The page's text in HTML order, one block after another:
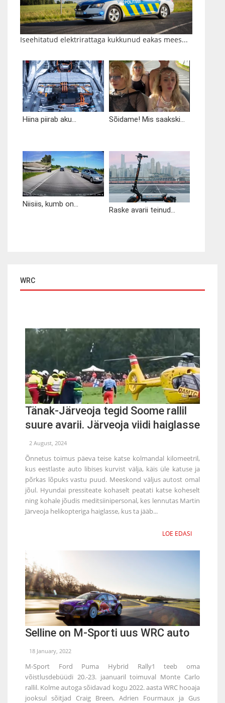
Iseehitatud elektrirattaga kukkunud eakas mees...
Hiina piirab aku... Sõidame! Mis saakski...
Niisiis, kumb on...
Raske avarii teinud...
WRC
Tänak-Järveoja tegid Soome rallil
suure avarii. Järveoja viidi haiglasse
2 August, 2024
Õnnetus toimus päeva teise katse kolmandal kilomeetril,
kus eestlaste auto libises kurvist välja, käis üle katuse ja
põrkas lõpuks vastu puud. Meeskond väljus autost omal
jõul. Hyundai pressiteate kohaselt peatati katse koheselt
ning kohale jõudis meditsiinipersonal, kes lennutas Martin
Järveoja helikopteriga haiglasse, kus ta jääb...
LOE EDASI
Selline on M-Sporti uus WRC auto
18 January, 2022
M-Sport Ford Puma Hybrid Rally1 teeb oma
võistlusdebüüdi 20.-23. jaanuaril toimuval Monte Carlo
rallil. Kolme autoga sõidavad kogu 2022. aasta WRC hooaja
jooksul sõitjad Craig Breen, Adrien Fourmaux ja Gus